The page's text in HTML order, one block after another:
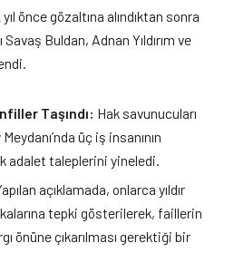
önce gözaltına alındıktan sonra
Buldan, Adnan Yıldırım ve
Taşındı: Hak savunucuları
üç iş insanının
adalet taleplerini yineledi.
açıklamada, onlarca yıldır
tepki gösterilerek, faillerin
önüne çıkarılması gerektiği bir